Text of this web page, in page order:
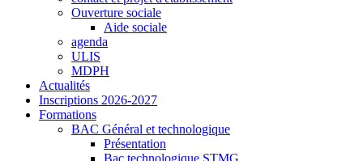
Ouverture sociale
Aide sociale
agenda
ULIS
MDPH
Actualités
Inscriptions 2026-2027
Formations
BAC Général et technologique
Présentation
Bac technologique STMG